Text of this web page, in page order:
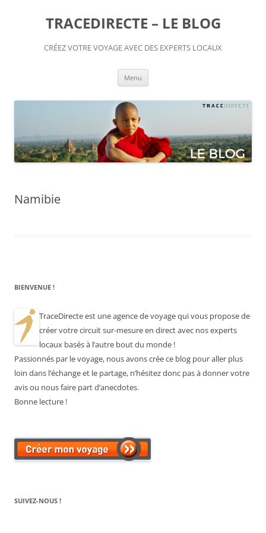
TRACEDIRECTE – LE BLOG
CRÉEZ VOTRE VOYAGE AVEC DES EXPERTS LOCAUX
Menu
Namibie
BIENVENUE !
TraceDirecte est une agence de voyage qui vous propose de
créer votre circuit sur-mesure en direct avec nos experts
locaux basés à l’autre bout du monde !
Passionnés par le voyage, nous avons crée ce blog pour aller plus
loin dans l’échange et le partage, n’hésitez donc pas à donner votre
avis ou nous faire part d’anecdotes.
Bonne lecture !
SUIVEZ-NOUS !